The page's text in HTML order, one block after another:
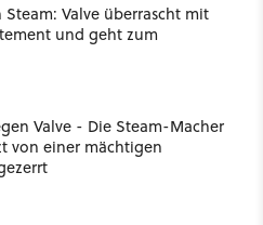
Steam: Valve überrascht mit
und geht zum
Valve - Die Steam-Macher
von einer mächtigen